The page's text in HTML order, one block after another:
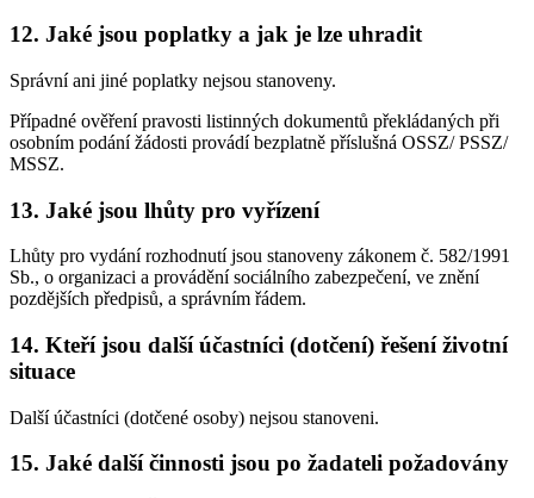
12. Jaké jsou poplatky a jak je lze uhradit
Správní ani jiné poplatky nejsou stanoveny.
Případné ověření pravosti listinných dokumentů překládaných při
osobním podání žádosti provádí bezplatně příslušná OSSZ/ PSSZ/
MSSZ.
13. Jaké jsou lhůty pro vyřízení
Lhůty pro vydání rozhodnutí jsou stanoveny zákonem č. 582/1991
Sb., o organizaci a provádění sociálního zabezpečení, ve znění
pozdějších předpisů, a správním řádem.
14. Kteří jsou další účastníci (dotčení) řešení životní
situace
Další účastníci (dotčené osoby) nejsou stanoveni.
15. Jaké další činnosti jsou po žadateli požadovány